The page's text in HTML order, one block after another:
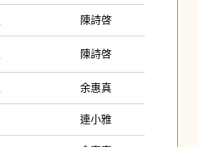
陳詩啓
陳詩啓
余惠真
連小雅